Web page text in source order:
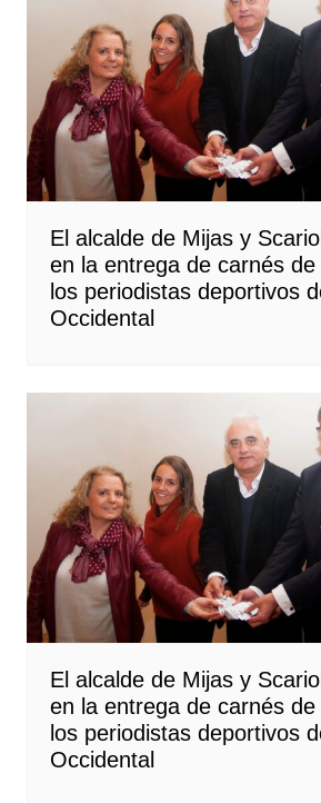
El alcalde de Mijas y
en la entrega de carnés de
los periodistas deportivos
Occidental
El alcalde de Mijas y
en la entrega de carnés de
los periodistas deportivos
Occidental